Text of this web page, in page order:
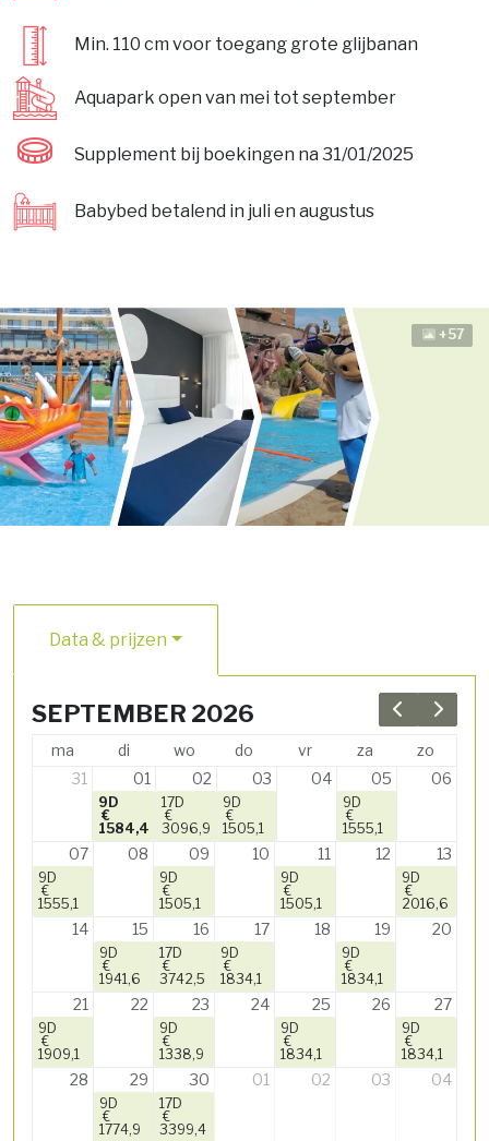
Min. 110 cm voor toegang grote glijbanan
Aquapark open van mei tot september
Supplement bij boekingen na 31/01/2025
Babybed betalend in juli en augustus
+57
Data & prijzen
Previous
Next
SEPTEMBER 2026
ma di wo do vr za
zo
31
01
9D
€
1584,4
02
17D
€
3096,9
03
9D
€
1505,1
04 05
9D
€
1555,1
06
07
9D
€
1555,1
08 09
9D
€
1505,1
10 11
9D
€
1505,1
12 13
9D
€
2016,6
14 15
9D
€
1941,6
16
17D
€
3742,5
17
9D
€
1834,1
18 19
9D
€
1834,1
20
21
9D
€
1909,1
22 23
9D
€
1338,9
24 25
9D
€
1834,1
26 27
9D
€
1834,1
28 29
9D
€
1774,9
30
17D
€
3399,4
01 02 03 04